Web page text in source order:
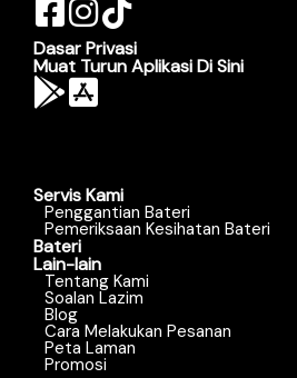
Dasar Privasi
Muat Turun Aplikasi Di Sini
Servis Kami
Penggantian Bateri
Pemeriksaan Kesihatan Bateri
Bateri
Lain-lain
Tentang Kami
Soalan Lazim
Blog
Cara Melakukan Pesanan
Peta Laman
Promosi